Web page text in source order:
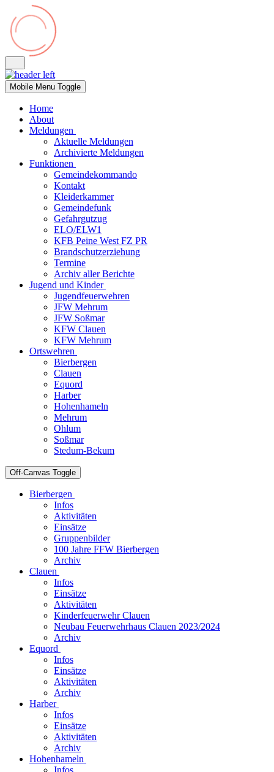
Mobile Menu Toggle
Home
About
Meldungen
Aktuelle Meldungen
Archivierte Meldungen
Funktionen
Gemeindekommando
Kontakt
Kleiderkammer
Gemeindefunk
Gefahrgutzug
ELO/ELW1
KFB Peine West FZ PR
Brandschutzerziehung
Termine
Archiv aller Berichte
Jugend und Kinder
Jugendfeuerwehren
JFW Mehrum
JFW Soßmar
KFW Clauen
KFW Mehrum
Ortswehren
Bierbergen
Clauen
Equord
Harber
Hohenhameln
Mehrum
Ohlum
Soßmar
Stedum-Bekum
Off-Canvas Toggle
Bierbergen
Infos
Aktivitäten
Einsätze
Gruppenbilder
100 Jahre FFW Bierbergen
Archiv
Clauen
Infos
Einsätze
Aktivitäten
Kinderfeuerwehr Clauen
Neubau Feuerwehrhaus Clauen 2023/2024
Archiv
Equord
Infos
Einsätze
Aktivitäten
Archiv
Harber
Infos
Einsätze
Aktivitäten
Archiv
Hohenhameln
Infos